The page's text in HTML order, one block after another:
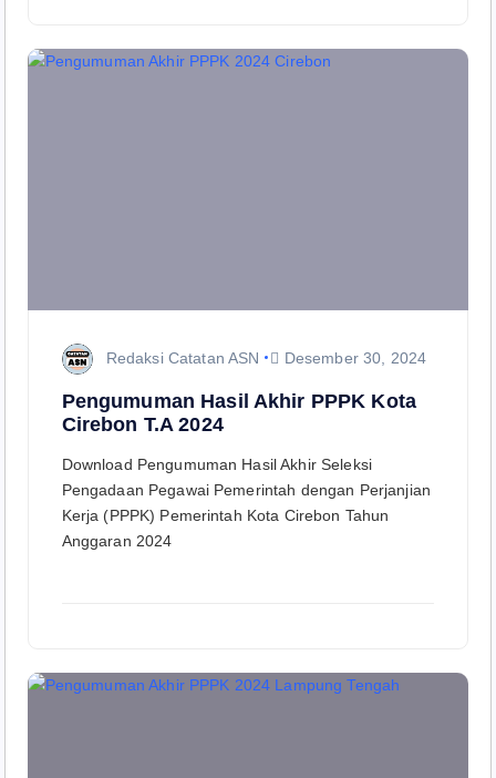
Redaksi Catatan ASN Desember 30, 2024
Pengumuman Hasil Akhir PPPK Kota
Cirebon T.A 2024
Download Pengumuman Hasil Akhir Seleksi
Pengadaan Pegawai Pemerintah dengan Perjanjian
Kerja (PPPK) Pemerintah Kota Cirebon Tahun
Anggaran 2024